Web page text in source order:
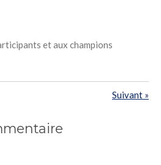
et aux champions
Suivant »